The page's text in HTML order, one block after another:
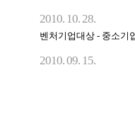
2010. 10. 28.
벤처기업대상 - 중소기
2010. 09. 15.